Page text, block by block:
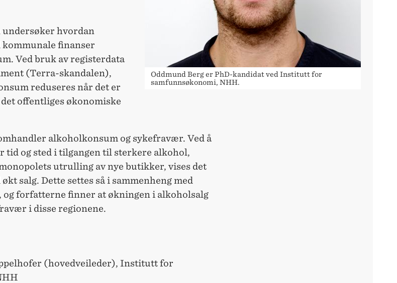
Oddmund Berg er PhD-kandidat ved Institutt for
samfunnsøkonomi, NHH.
hvordan
finanser
Ved bruk av registerdata
(Terra-skandalen),
reduseres når det er
offentliges økonomiske
alkoholkonsum og sykefravær. Ved å
tid og sted i tilgangen til sterkere alkohol,
utrulling av nye butikker, vises det
salg. Dette settes så i sammenheng med
forfatterne finner at økningen i alkoholsalg
i disse regionene.
(hovedveileder), Institutt for